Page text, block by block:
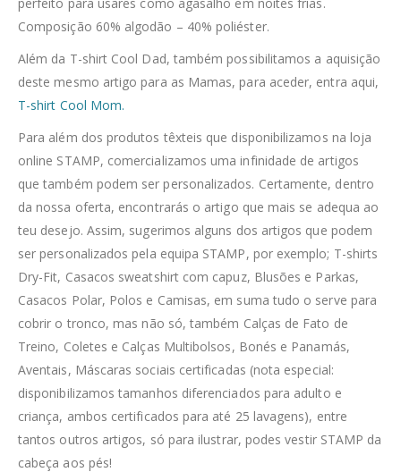
Composição 60% algodão – 40% poliéster.
Além da T-shirt Cool Dad, também possibilitamos a aquisição
deste mesmo artigo para as Mamas, para aceder, entra aqui,
T-shirt Cool Mom.
Para além dos produtos têxteis que disponibilizamos na loja
online STAMP, comercializamos uma infinidade de artigos
que também podem ser personalizados. Certamente, dentro
da nossa oferta, encontrarás o artigo que mais se adequa ao
teu desejo. Assim, sugerimos alguns dos artigos que podem
ser personalizados pela equipa STAMP, por exemplo; T-shirts
Dry-Fit, Casacos sweatshirt com capuz, Blusões e Parkas,
Casacos Polar, Polos e Camisas, em suma tudo o serve para
cobrir o tronco, mas não só, também Calças de Fato de
Treino, Coletes e Calças Multibolsos, Bonés e Panamás,
Aventais, Máscaras sociais certificadas (nota especial:
disponibilizamos tamanhos diferenciados para adulto e
criança, ambos certificados para até 25 lavagens), entre
tantos outros artigos, só para ilustrar, podes vestir STAMP da
cabeça aos pés!